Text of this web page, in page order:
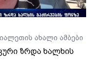
ახალი ამბები
ზრდა ხალხის